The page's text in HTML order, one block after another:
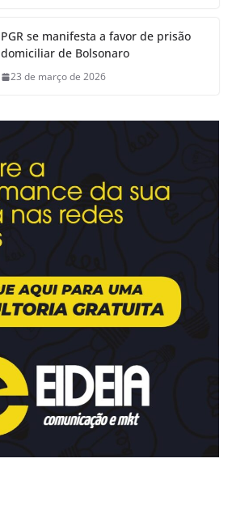
PGR se manifesta a favor de prisão
domiciliar de Bolsonaro
23 de março de 2026